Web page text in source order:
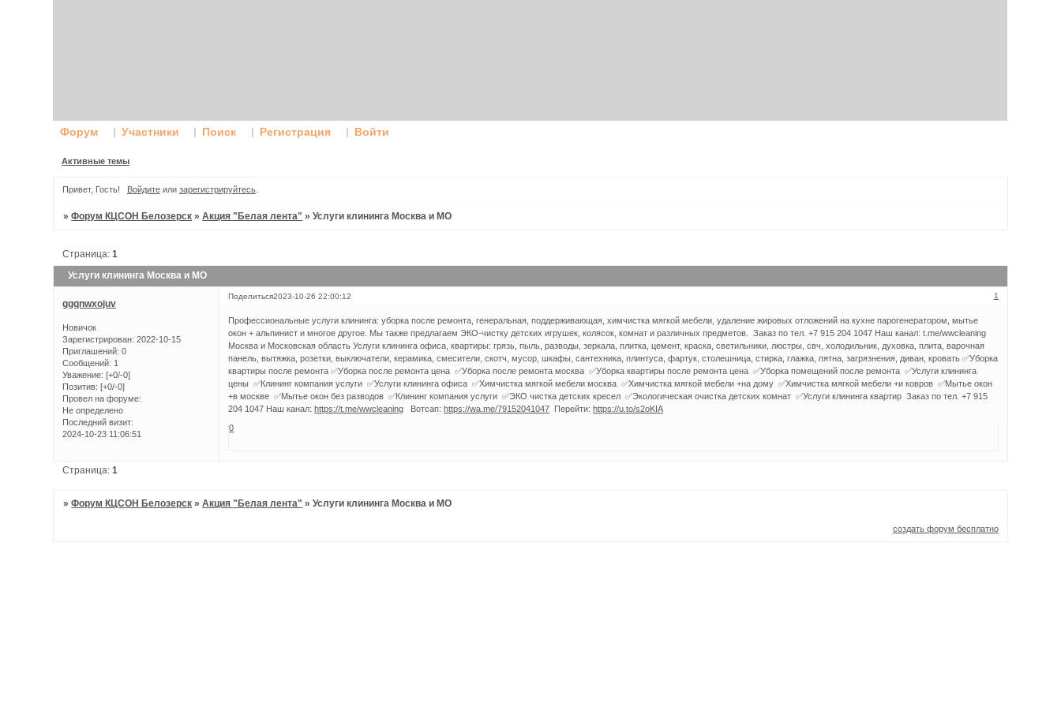
Форум Участники Поиск Регистрация Войти
Активные темы
Привет, Гость! Войдитеили зарегистрируйтесь.
»Форум КЦСОН Белозерск »Акция "Белая лента" »Услуги клининга Москва и МО
Услуги клининга Москва и МО
Страница:1
Поделиться 1
2023-10-26 22:00:12
ggqnwxojuv
Новичок
Зарегистрирован: 2022-10-15
Приглашений: 0
Сообщений: 1
Уважение: [+0/-0]
Позитив: [+0/-0]
Провел на форуме:
Не определено
Последний визит:
2024-10-23 11:06:51
Профессиональные услуги клининга: уборка после ремонта, генеральная, поддерживающая, химчистка мягкой мебели, удаление жировых отложений на кухне парогенератором, мытье
окон + альпинист и многое другое. Мы также предлагаем ЭКО-чистку детских игрушек, колясок, комнат и различных предметов. Заказ по тел. +7 915 204 1047 Наш канал: t.me/wwcleaning
Москва и Московская область Услуги клининга офиса, квартиры: грязь, пыль, разводы, зеркала, плитка, цемент, краска, светильники, люстры, свч, холодильник, духовка, плита, варочная
панель, вытяжка, розетки, выключатели, керамика, смесители, скотч, мусор, шкафы, сантехника, плинтуса, фартук, столешница, стирка, глажка, пятна, загрязнения, диван, кровать ✅Уборка
квартиры после ремонта ✅Уборка после ремонта цена ✅Уборка после ремонта москва ✅Уборка квартиры после ремонта цена ✅Уборка помещений после ремонта ✅Услуги клининга
цены ✅Клининг компания услуги ✅Услуги клининга офиса ✅Химчистка мягкой мебели москва ✅Химчистка мягкой мебели +на дому ✅Химчистка мягкой мебели +и ковров ✅Мытье окон
+в москве ✅Мытье окон без разводов ✅Клининг компания услуги ✅ЭКО чистка детских кресел ✅Экологическая очистка детских комнат ✅Услуги клининга квартир Заказ по тел. +7 915
204 1047 Наш канал:https://t.me/wwcleaning Вотсап:https://wa.me/79152041047 Перейти:https://u.to/s2oKIA
0
Страница:1
»Форум КЦСОН Белозерск »Акция "Белая лента" »Услуги клининга Москва и МО
создать форум бесплатно